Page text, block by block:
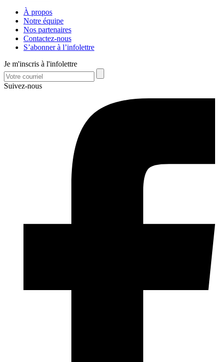
À propos
Notre équipe
Nos partenaires
Contactez-nous
S’abonner à l’infolettre
Je m'inscris à l'infolettre
Suivez-nous